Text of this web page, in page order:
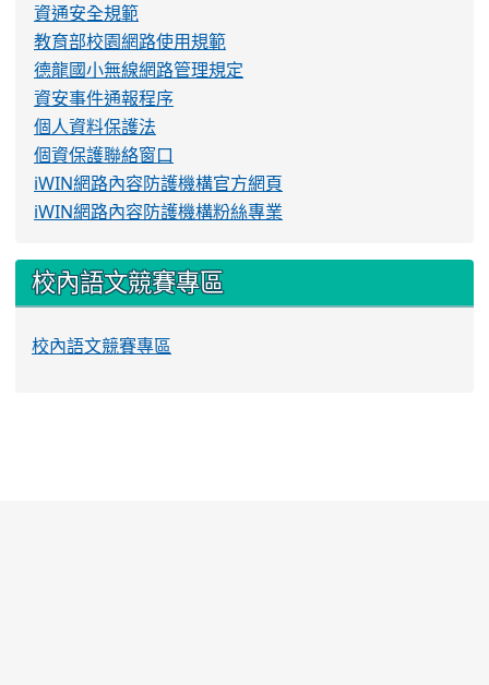
資通安全規範
教育部校園網路使用規範
德龍國小無線網路管理規定
資安事件通報程序
個人資料保護法
個資保護聯絡窗口
iWIN網路內容防護機構官方網頁
iWIN網路內容防護機構粉絲專業
校內語文競賽專區
校內語文競賽專區